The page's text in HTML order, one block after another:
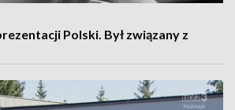
Polski. Był związany z